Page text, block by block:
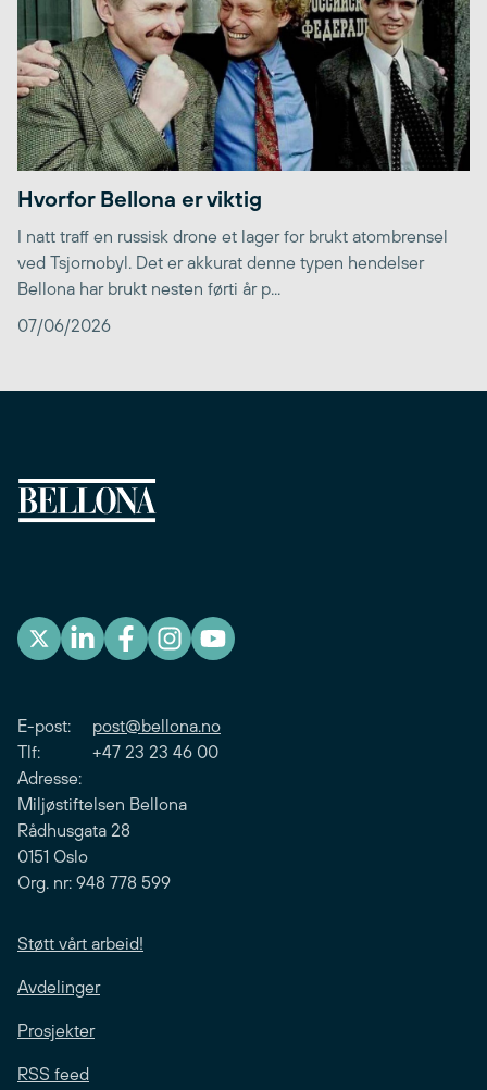
Hvorfor Bellona er viktig
I natt traff en russisk drone et lager for brukt atombrensel
ved Tsjornobyl. Det er akkurat denne typen hendelser
Bellona har brukt nesten førti år p...
07/06/2026
E-post: post@bellona.no
Tlf: +47 23 23 46 00
Adresse:
Miljøstiftelsen Bellona
Rådhusgata 28
0151 Oslo
Org. nr: 948 778 599
Støtt vårt arbeid!
Avdelinger
Prosjekter
RSS feed